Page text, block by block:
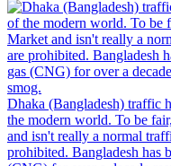
Dhaka (Bangladesh) traffic
the modern world. To be
and isn't really a normal
prohibited. Bangladesh has